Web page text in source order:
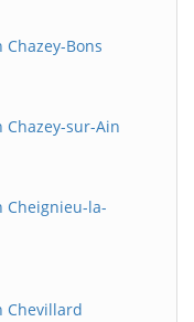
Bons
sur-Ain
la-
Chevillard